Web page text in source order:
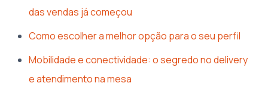
das vendas já começou
Como escolher a melhor opção para o seu perfil
Mobilidade e conectividade: o segredo no delivery
e atendimento na mesa